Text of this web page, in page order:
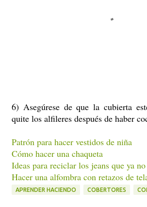
6) Asegúrese de que la cubierta
quite los alfileres después de haber
Patrón para hacer vestidos de niña
Cómo hacer una chaqueta
Ideas para reciclar los jeans que ya no
Hacer una alfombra con retazos de
APRENDER HACIENDO COBERTORES